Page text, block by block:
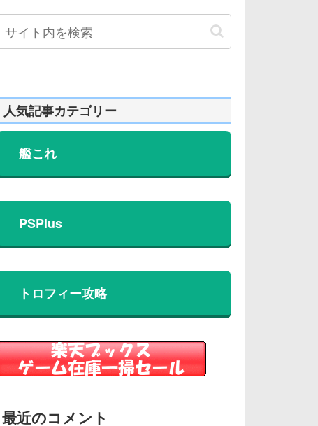
人気記事カテゴリー
艦これ
PSPlus
トロフィー攻略
最近のコメント